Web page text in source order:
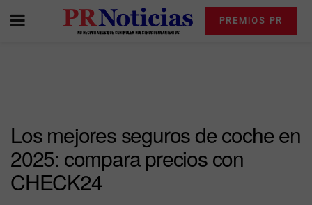
PREMIOS PR
Los mejores seguros de coche en
2025: compara precios con
CHECK24